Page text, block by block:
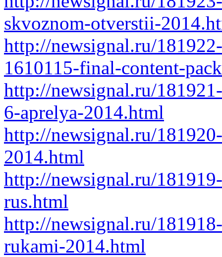
skvoznom-otverstii-
http://newsignal.ru/
1610115-final-content-
http://newsignal.ru/
6-aprelya-2014.html
http://newsignal.ru/
2014.html
http://newsignal.ru/
rus.html
http://newsignal.ru/
rukami-2014.html